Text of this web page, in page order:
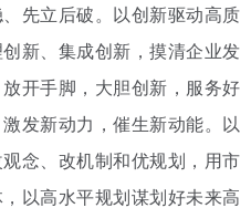
先立后破。以创新驱动高质
新、集成创新，摸清企业发
开手脚，大胆创新，服务好
发新动力，催生新动能。以
念、改机制和优规划，用市
以高水平规划谋划好未来高